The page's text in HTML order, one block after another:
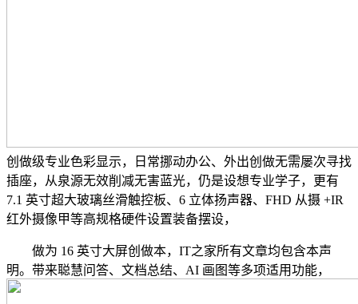
创做级专业色彩显示，日常挪动办公、外出创做无需屡次寻找
插座，从泉源无效削减无害蓝光，仍是设想专业学子，更有
7.1 英寸超大玻璃丝滑触控板、6 立体扬声器、FHD 从摄 +IR
红外摄像甲等高规格硬件设置装备摆设，
做为 16 英寸大屏创做本，IT之家所有文章均包含本声
明。带来聪慧问答、文档总结、AI 画图等多项适用功能，